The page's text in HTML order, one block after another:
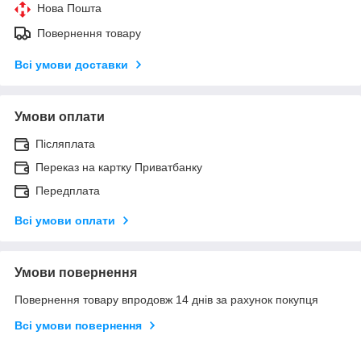
Нова Пошта
Повернення товару
Всі умови доставки
Умови оплати
Післяплата
Переказ на картку Приватбанку
Передплата
Всі умови оплати
Умови повернення
Повернення товару впродовж 14 днів за рахунок покупця
Всі умови повернення